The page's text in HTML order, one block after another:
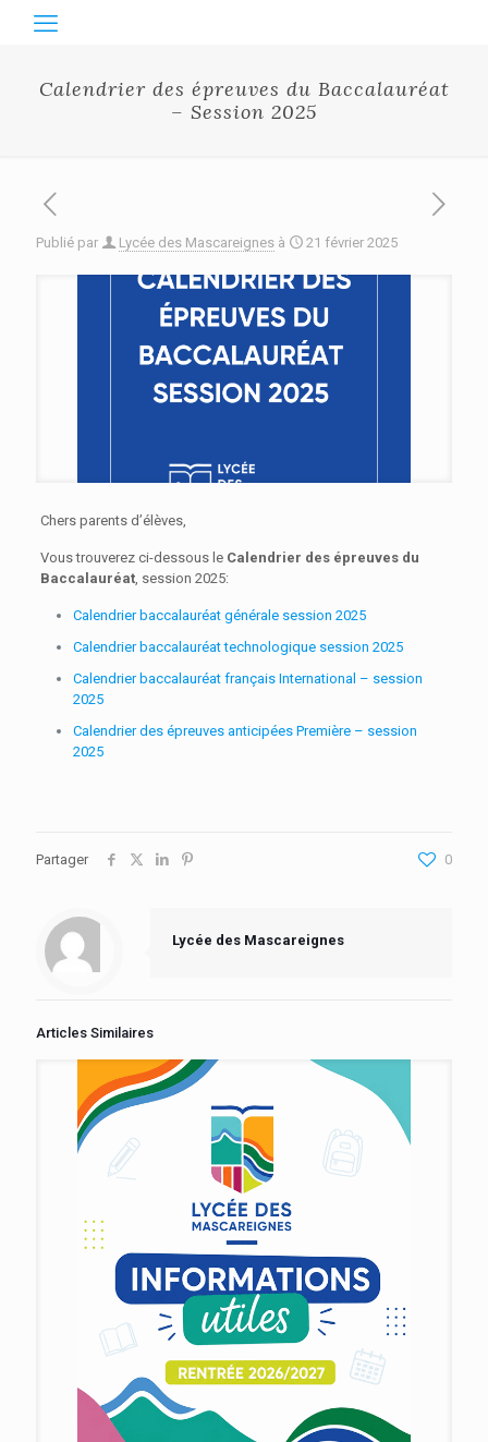
Calendrier des épreuves du Baccalauréat
– Session 2025
Publié par Lycée des Mascareignes à 21 février 2025
Chers parents d’élèves,
Vous trouverez ci-dessous le Calendrier des épreuves du
Baccalauréat, session 2025:
Calendrier baccalauréat générale session 2025
Calendrier baccalauréat technologique session 2025
Calendrier baccalauréat français International – session
2025
Calendrier des épreuves anticipées Première – session
2025
Partager 0
Lycée des Mascareignes
Articles Similaires